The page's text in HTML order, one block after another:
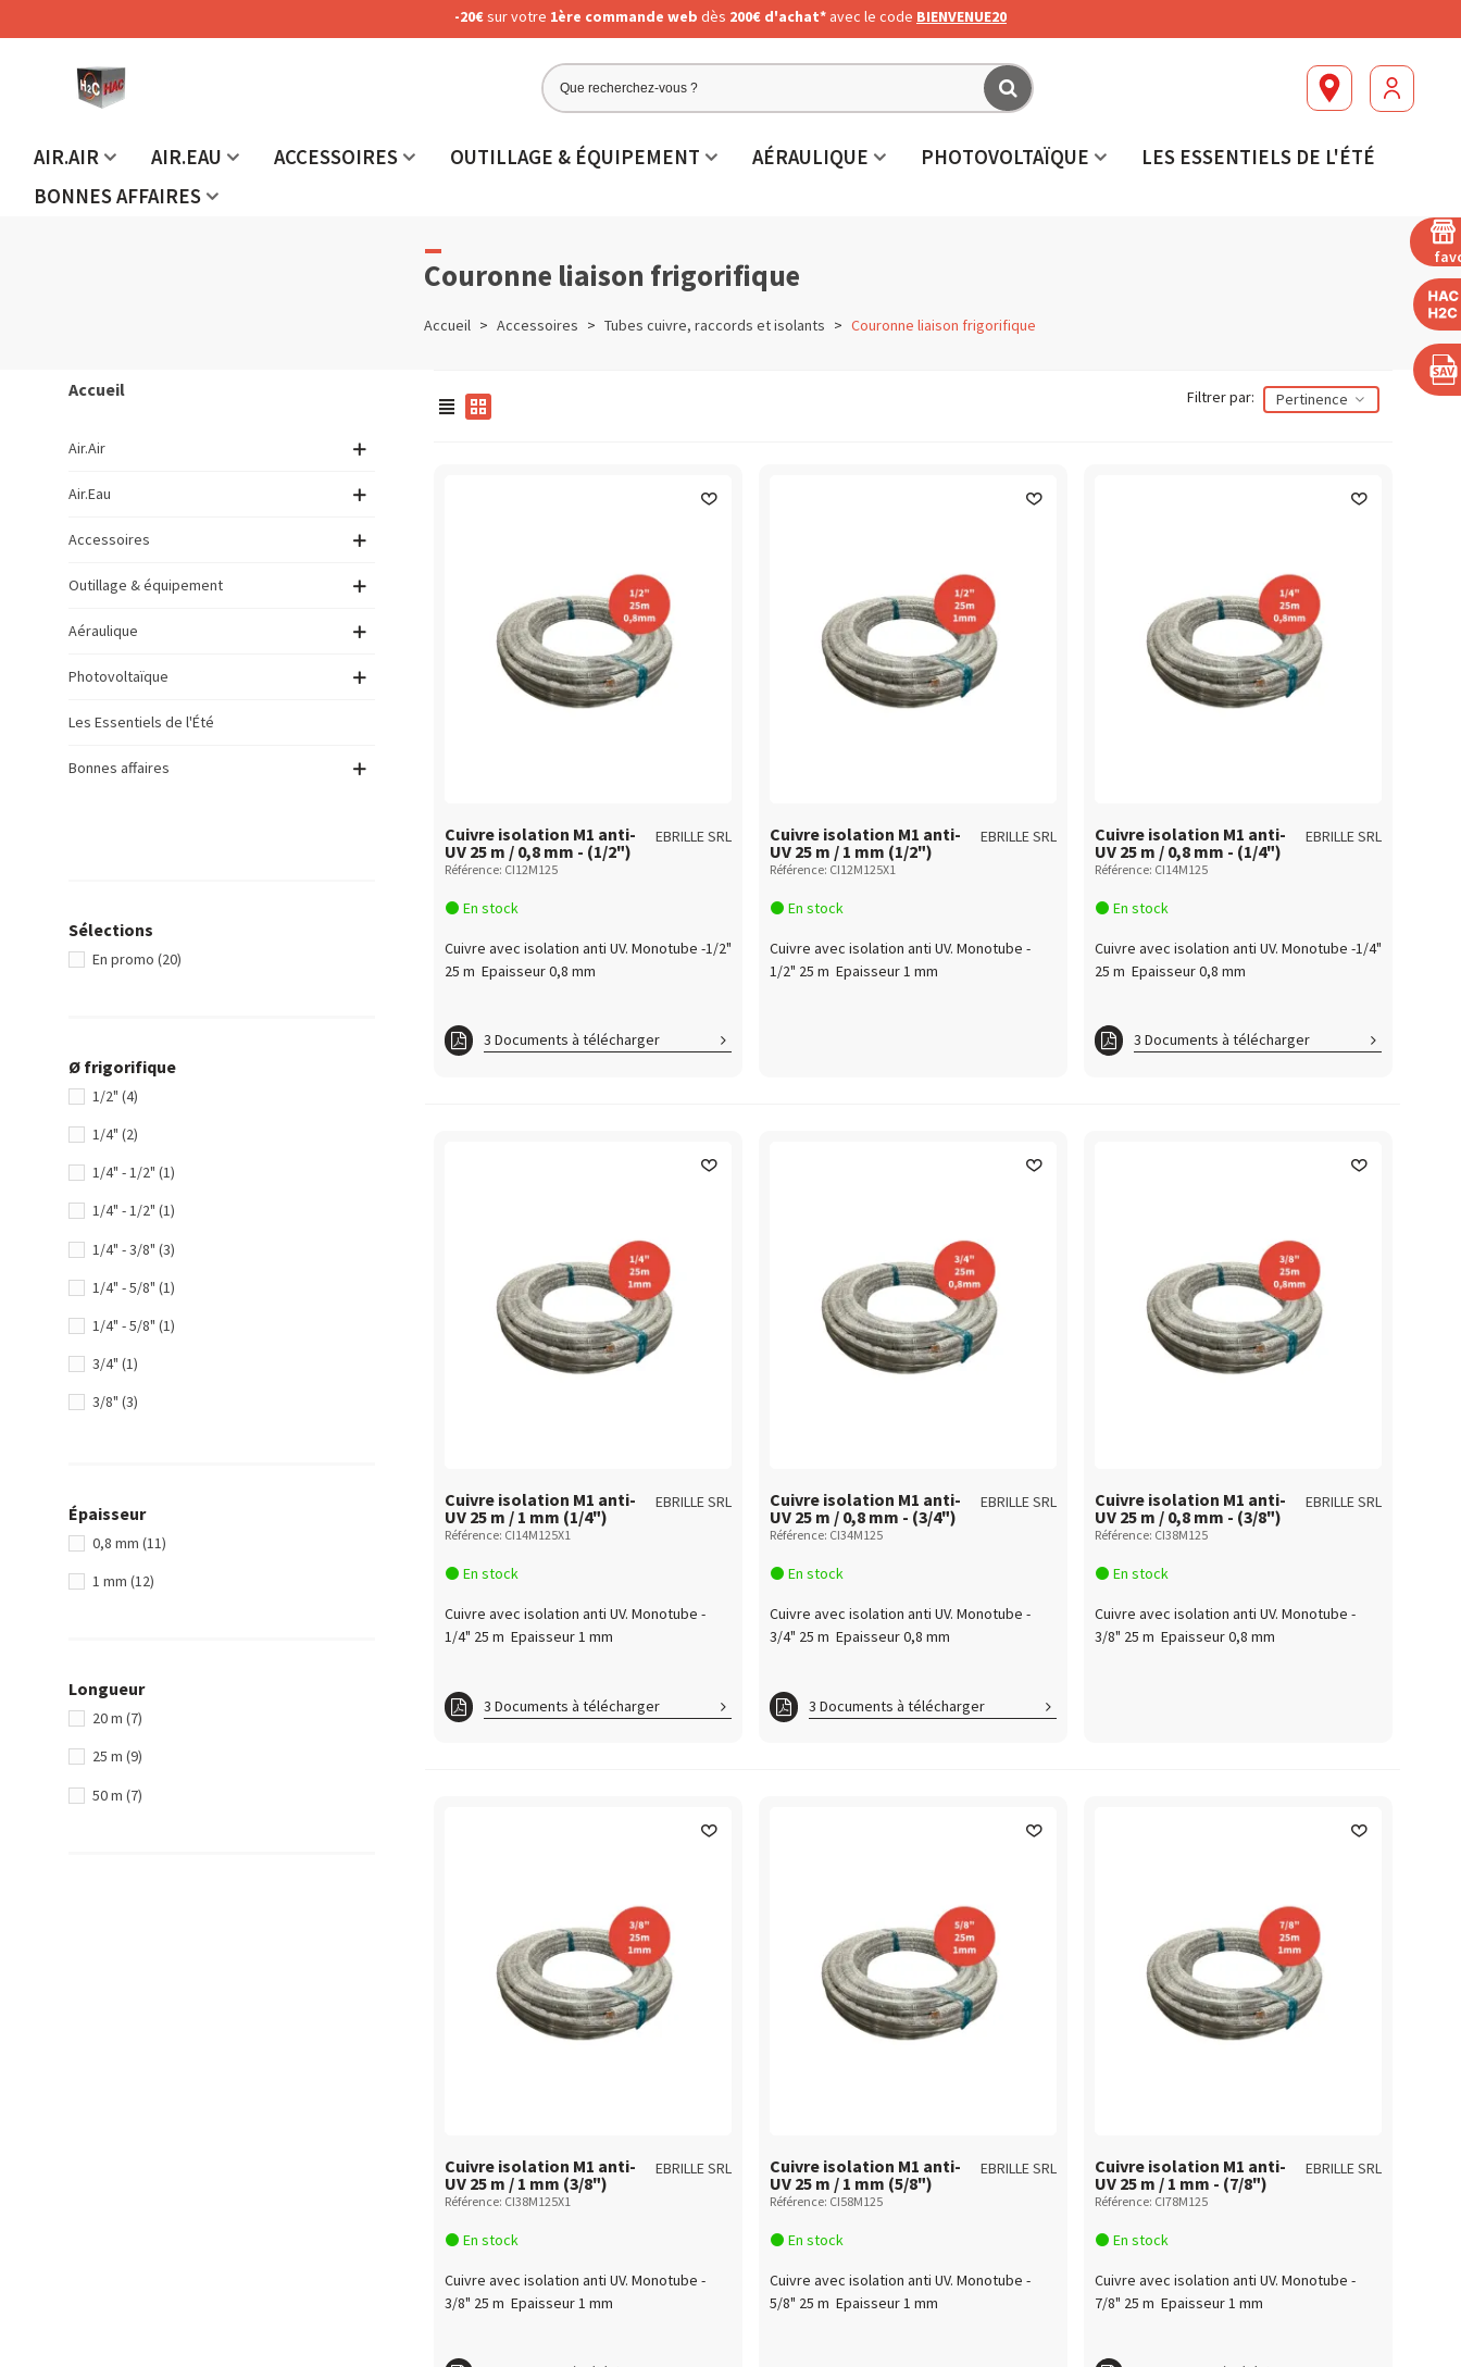
-20€sur votre 1ère commande web dès 200€ d'achat* avec le code BIENVENUE20
AIR.AIR AIR.EAU ACCESSOIRES OUTILLAGE & ÉQUIPEMENT AÉRAULIQUE PHOTOVOLTAÏQUE
LES ESSENTIELS DE L'ÉTÉ
BONNES AFFAIRES
Couronne liaison frigorifique
Accueil > Accessoires > Tubes cuivre, raccords et isolants > Couronne liaison frigorifique
Accueil
Air.Air
Air.Eau
Accessoires
Outillage & équipement
Aéraulique
Photovoltaïque
Les Essentiels de l'Été
Bonnes affaires
Sélections
En promo (20)
Ø frigorifique
1/2" (4)
1/4" (2)
1/4" - 1/2" (1)
1/4" - 1/2" (1)
1/4" - 3/8" (3)
1/4" - 5/8" (1)
1/4" - 5/8" (1)
3/4" (1)
3/8" (3)
7/8"(1)
Épaisseur
0,8 mm (11)
1 mm (12)
Longueur
20 m (7)
25 m (9)
50 m (7)
Filtrer par: Pertinence
Cuivre isolation M1 anti-
UV 25 m / 0,8 mm - (1/2")
EBRILLE SRL
Référence: CI12M125
En stock
Cuivre avec isolation anti UV. Monotube -1/2"
25 m Epaisseur 0,8 mm
3 Documents à télécharger
Cuivre isolation M1 anti-
UV 25 m / 1 mm (1/2")
EBRILLE SRL
Référence: CI12M125X1
En stock
Cuivre avec isolation anti UV. Monotube -
1/2" 25 m Epaisseur 1 mm
Cuivre isolation M1 anti-
UV 25 m / 0,8 mm - (1/4")
EBRILLE SRL
Référence: CI14M125
En stock
Cuivre avec isolation anti UV. Monotube -1/4"
25 m Epaisseur 0,8 mm
3 Documents à télécharger
Cuivre isolation M1 anti-
UV 25 m / 1 mm (1/4")
EBRILLE SRL
Référence: CI14M125X1
En stock
Cuivre avec isolation anti UV. Monotube -
1/4" 25 m Epaisseur 1 mm
3 Documents à télécharger
Cuivre isolation M1 anti-
UV 25 m / 0,8 mm - (3/4")
EBRILLE SRL
Référence: CI34M125
En stock
Cuivre avec isolation anti UV. Monotube -
3/4" 25 m Epaisseur 0,8 mm
3 Documents à télécharger
Cuivre isolation M1 anti-
UV 25 m / 0,8 mm - (3/8")
EBRILLE SRL
Référence: CI38M125
En stock
Cuivre avec isolation anti UV. Monotube -
3/8" 25 m Epaisseur 0,8 mm
Cuivre isolation M1 anti-
UV 25 m / 1 mm (3/8")
EBRILLE SRL
Référence: CI38M125X1
En stock
Cuivre avec isolation anti UV. Monotube -
3/8" 25 m Epaisseur 1 mm
Cuivre isolation M1 anti-
UV 25 m / 1 mm (5/8")
EBRILLE SRL
Référence: CI58M125
En stock
Cuivre avec isolation anti UV. Monotube -
5/8" 25 m Epaisseur 1 mm
Cuivre isolation M1 anti-
UV 25 m / 1 mm - (7/8")
EBRILLE SRL
Référence: CI78M125
En stock
Cuivre avec isolation anti UV. Monotube -
7/8" 25 m Epaisseur 1 mm